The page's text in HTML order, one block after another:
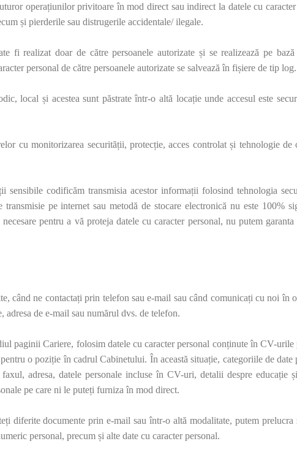
operațiunilor privitoare în mod direct sau indirect la datele cu
și pierderile sau distrugerile accidentale/ ilegale.
fi realizat doar de către persoanele autorizate și se realizează pe
personal de către persoanele autorizate se salvează în fișiere de tip log.
local și acestea sunt păstrate într-o altă locație unde accesul este
cu monitorizarea securității, protecție, acces controlat și tehnologie de
codificăm transmisia acestor informații folosind tehnologia
pe internet sau metodă de stocare electronică nu este 100%
pentru a vă proteja datele cu caracter personal, nu putem garanta
când ne contactați prin telefon sau e-mail sau când comunicați cu noi în
de e-mail sau numărul dvs. de telefon.
paginii Cariere, folosim datele cu caracter personal conținute în CV-urile
o poziție în cadrul Cabinetului. În această situație, categoriile de date
adresa, datele personale incluse în CV-uri, detalii despre educație
pe care ni le puteți furniza în mod direct.
diferite documente prin e-mail sau într-o altă modalitate, putem prelucra
personal, precum și alte date cu caracter personal.